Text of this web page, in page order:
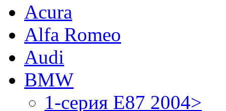
Acura
Alfa Romeo
Audi
BMW
1-серия E87 2004>